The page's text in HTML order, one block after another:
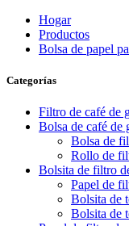
Hogar
Productos
Bolsa de papel
Categorías
Filtro de café de
Bolsa de café de
Bolsa de
Rollo de
Bolsita de filtro
Papel de
Bolsita de
Bolsita de